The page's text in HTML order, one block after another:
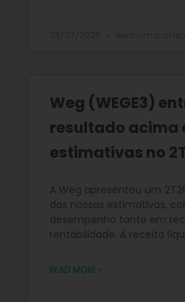
Weg (WEGE3)
resultado acima
estimativas no
A Weg apresentou um
das nossas estimativas,
desempenho tanto em
rentabilidade. A receita
READ MORE »